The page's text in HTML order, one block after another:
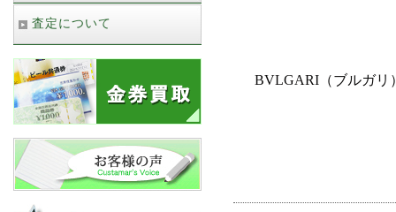
BVLGARI（ブルガリ
査定について